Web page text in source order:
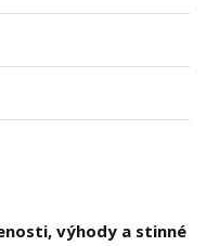
výhody a stinné